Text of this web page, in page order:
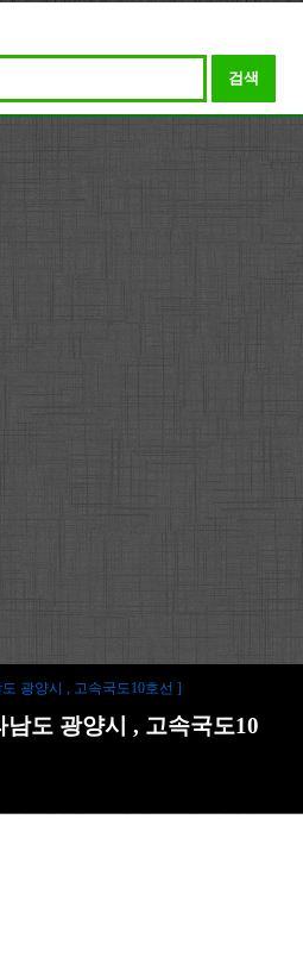
검색
광양시 , 고속국도10호선 ]
도 광양시 , 고속국도10